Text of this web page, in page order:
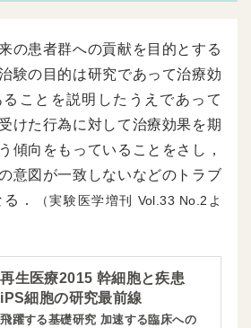
の患者群への貢献を目的とする
験の目的は研究であって治療効
ことを説明したうえであって
けた行為に対して治療効果を期
傾向をもっていることをさし，
意図が一致しないなどのトラブ
．
（実験医学増刊 33
2よ
再生医療2015 幹細胞と疾患
iPS細胞の研究最前線
飛躍する基礎研究 加速する臨床への